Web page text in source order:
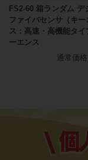
FS2-60 箱ランダム デ
ファイバセンサ（キー
ス：高速・高機能タイ
ーエンス
通常価格